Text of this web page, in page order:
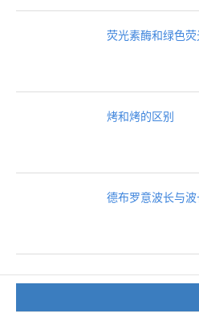
荧光素酶和绿色
烤和烤的区别
德布罗意波长与